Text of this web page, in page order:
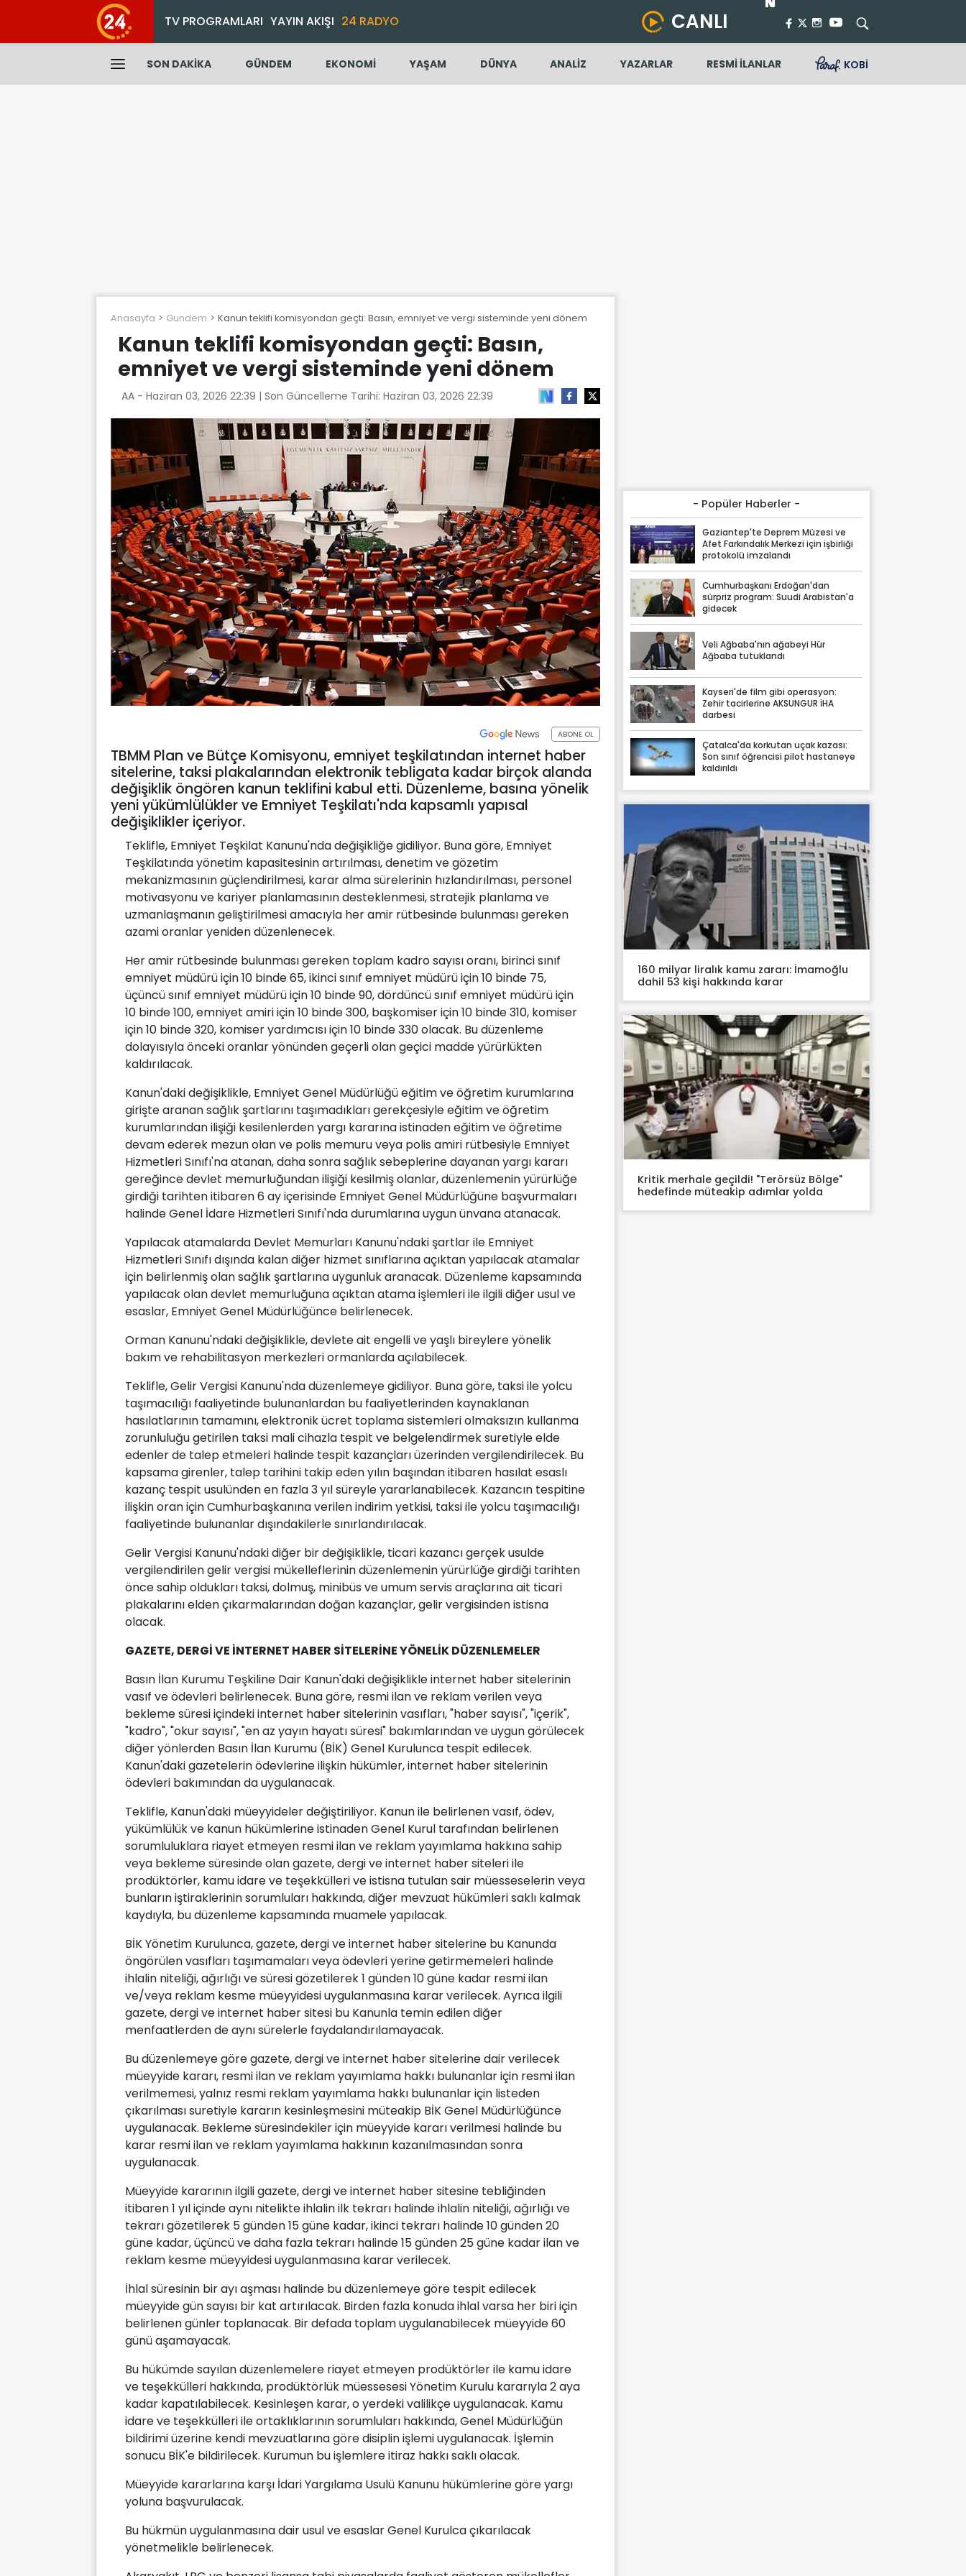
TV PROGRAMLARI YAYIN AKIŞI 24 RADYO CANLI
SON DAKİKA GÜNDEM EKONOMİ YAŞAM DÜNYA ANALİZ YAZARLAR RESMİ İLANLAR KOBİ
Anasayfa Gundem Kanun teklifi komisyondan geçti: Basın, emniyet ve vergi sisteminde yeni dönem
Kanun teklifi komisyondan geçti: Basın,
emniyet ve vergi sisteminde yeni dönem
AA - Haziran 03, 2026 22:39 | Son Güncelleme Tarihi: Haziran 03, 2026 22:39
ABONE OL
TBMM Plan ve Bütçe Komisyonu, emniyet teşkilatından internet haber
sitelerine, taksi plakalarından elektronik tebligata kadar birçok alanda
değişiklik öngören kanun teklifini kabul etti. Düzenleme, basına yönelik
yeni yükümlülükler ve Emniyet Teşkilatı'nda kapsamlı yapısal
değişiklikler içeriyor.
Teklifle, Emniyet Teşkilat Kanunu'nda değişikliğe gidiliyor. Buna göre, Emniyet
Teşkilatında yönetim kapasitesinin artırılması, denetim ve gözetim
mekanizmasının güçlendirilmesi, karar alma sürelerinin hızlandırılması, personel
motivasyonu ve kariyer planlamasının desteklenmesi, stratejik planlama ve
uzmanlaşmanın geliştirilmesi amacıyla her amir rütbesinde bulunması gereken
azami oranlar yeniden düzenlenecek.
Her amir rütbesinde bulunması gereken toplam kadro sayısı oranı, birinci sınıf
emniyet müdürü için 10 binde 65, ikinci sınıf emniyet müdürü için 10 binde 75,
üçüncü sınıf emniyet müdürü için 10 binde 90, dördüncü sınıf emniyet müdürü için
10 binde 100, emniyet amiri için 10 binde 300, başkomiser için 10 binde 310, komiser
için 10 binde 320, komiser yardımcısı için 10 binde 330 olacak. Bu düzenleme
dolayısıyla önceki oranlar yönünden geçerli olan geçici madde yürürlükten
kaldırılacak.
Kanun'daki değişiklikle, Emniyet Genel Müdürlüğü eğitim ve öğretim kurumlarına
girişte aranan sağlık şartlarını taşımadıkları gerekçesiyle eğitim ve öğretim
kurumlarından ilişiği kesilenlerden yargı kararına istinaden eğitim ve öğretime
devam ederek mezun olan ve polis memuru veya polis amiri rütbesiyle Emniyet
Hizmetleri Sınıfı'na atanan, daha sonra sağlık sebeplerine dayanan yargı kararı
gereğince devlet memurluğundan ilişiği kesilmiş olanlar, düzenlemenin yürürlüğe
girdiği tarihten itibaren 6 ay içerisinde Emniyet Genel Müdürlüğüne başvurmaları
halinde Genel İdare Hizmetleri Sınıfı'nda durumlarına uygun ünvana atanacak.
Yapılacak atamalarda Devlet Memurları Kanunu'ndaki şartlar ile Emniyet
Hizmetleri Sınıfı dışında kalan diğer hizmet sınıflarına açıktan yapılacak atamalar
için belirlenmiş olan sağlık şartlarına uygunluk aranacak. Düzenleme kapsamında
yapılacak olan devlet memurluğuna açıktan atama işlemleri ile ilgili diğer usul ve
esaslar, Emniyet Genel Müdürlüğünce belirlenecek.
Orman Kanunu'ndaki değişiklikle, devlete ait engelli ve yaşlı bireylere yönelik
bakım ve rehabilitasyon merkezleri ormanlarda açılabilecek.
Teklifle, Gelir Vergisi Kanunu'nda düzenlemeye gidiliyor. Buna göre, taksi ile yolcu
taşımacılığı faaliyetinde bulunanlardan bu faaliyetlerinden kaynaklanan
hasılatlarının tamamını, elektronik ücret toplama sistemleri olmaksızın kullanma
zorunluluğu getirilen taksi mali cihazla tespit ve belgelendirmek suretiyle elde
edenler de talep etmeleri halinde tespit kazançları üzerinden vergilendirilecek. Bu
kapsama girenler, talep tarihini takip eden yılın başından itibaren hasılat esaslı
kazanç tespit usulünden en fazla 3 yıl süreyle yararlanabilecek. Kazancın tespitine
ilişkin oran için Cumhurbaşkanına verilen indirim yetkisi, taksi ile yolcu taşımacılığı
faaliyetinde bulunanlar dışındakilerle sınırlandırılacak.
Gelir Vergisi Kanunu'ndaki diğer bir değişiklikle, ticari kazancı gerçek usulde
vergilendirilen gelir vergisi mükelleflerinin düzenlemenin yürürlüğe girdiği tarihten
önce sahip oldukları taksi, dolmuş, minibüs ve umum servis araçlarına ait ticari
plakalarını elden çıkarmalarından doğan kazançlar, gelir vergisinden istisna
olacak.
GAZETE, DERGİ VE İNTERNET HABER SİTELERİNE YÖNELİK DÜZENLEMELER
Basın İlan Kurumu Teşkiline Dair Kanun'daki değişiklikle internet haber sitelerinin
vasıf ve ödevleri belirlenecek. Buna göre, resmi ilan ve reklam verilen veya
bekleme süresi içindeki internet haber sitelerinin vasıfları, "haber sayısı", "içerik",
"kadro", "okur sayısı", "en az yayın hayatı süresi" bakımlarından ve uygun görülecek
diğer yönlerden Basın İlan Kurumu (BİK) Genel Kurulunca tespit edilecek.
Kanun'daki gazetelerin ödevlerine ilişkin hükümler, internet haber sitelerinin
ödevleri bakımından da uygulanacak.
Teklifle, Kanun'daki müeyyideler değiştiriliyor. Kanun ile belirlenen vasıf, ödev,
yükümlülük ve kanun hükümlerine istinaden Genel Kurul tarafından belirlenen
sorumluluklara riayet etmeyen resmi ilan ve reklam yayımlama hakkına sahip
veya bekleme süresinde olan gazete, dergi ve internet haber siteleri ile
prodüktörler, kamu idare ve teşekkülleri ve istisna tutulan sair müesseselerin veya
bunların iştiraklerinin sorumluları hakkında, diğer mevzuat hükümleri saklı kalmak
kaydıyla, bu düzenleme kapsamında muamele yapılacak.
BİK Yönetim Kurulunca, gazete, dergi ve internet haber sitelerine bu Kanunda
öngörülen vasıfları taşımamaları veya ödevleri yerine getirmemeleri halinde
ihlalin niteliği, ağırlığı ve süresi gözetilerek 1 günden 10 güne kadar resmi ilan
ve/veya reklam kesme müeyyidesi uygulanmasına karar verilecek. Ayrıca ilgili
gazete, dergi ve internet haber sitesi bu Kanunla temin edilen diğer
menfaatlerden de aynı sürelerle faydalandırılamayacak.
Bu düzenlemeye göre gazete, dergi ve internet haber sitelerine dair verilecek
müeyyide kararı, resmi ilan ve reklam yayımlama hakkı bulunanlar için resmi ilan
verilmemesi, yalnız resmi reklam yayımlama hakkı bulunanlar için listeden
çıkarılması suretiyle kararın kesinleşmesini müteakip BİK Genel Müdürlüğünce
uygulanacak. Bekleme süresindekiler için müeyyide kararı verilmesi halinde bu
karar resmi ilan ve reklam yayımlama hakkının kazanılmasından sonra
uygulanacak.
Müeyyide kararının ilgili gazete, dergi ve internet haber sitesine tebliğinden
itibaren 1 yıl içinde aynı nitelikte ihlalin ilk tekrarı halinde ihlalin niteliği, ağırlığı ve
tekrarı gözetilerek 5 günden 15 güne kadar, ikinci tekrarı halinde 10 günden 20
güne kadar, üçüncü ve daha fazla tekrarı halinde 15 günden 25 güne kadar ilan ve
reklam kesme müeyyidesi uygulanmasına karar verilecek.
İhlal süresinin bir ayı aşması halinde bu düzenlemeye göre tespit edilecek
müeyyide gün sayısı bir kat artırılacak. Birden fazla konuda ihlal varsa her biri için
belirlenen günler toplanacak. Bir defada toplam uygulanabilecek müeyyide 60
günü aşamayacak.
Bu hükümde sayılan düzenlemelere riayet etmeyen prodüktörler ile kamu idare
ve teşekkülleri hakkında, prodüktörlük müessesesi Yönetim Kurulu kararıyla 2 aya
kadar kapatılabilecek. Kesinleşen karar, o yerdeki valilikçe uygulanacak. Kamu
idare ve teşekkülleri ile ortaklıklarının sorumluları hakkında, Genel Müdürlüğün
bildirimi üzerine kendi mevzuatlarına göre disiplin işlemi uygulanacak. İşlemin
sonucu BİK'e bildirilecek. Kurumun bu işlemlere itiraz hakkı saklı olacak.
Müeyyide kararlarına karşı İdari Yargılama Usulü Kanunu hükümlerine göre yargı
yoluna başvurulacak.
Bu hükmün uygulanmasına dair usul ve esaslar Genel Kurulca çıkarılacak
yönetmelikle belirlenecek.
- Popüler Haberler -
Gaziantep'te Deprem Müzesi ve
Afet Farkındalık Merkezi için işbirliği
protokolü imzalandı
Cumhurbaşkanı Erdoğan'dan
sürpriz program: Suudi Arabistan'a
gidecek
Veli Ağbaba'nın ağabeyi Hür
Ağbaba tutuklandı
Kayseri'de film gibi operasyon:
Zehir tacirlerine AKSUNGUR İHA
darbesi
Çatalca'da korkutan uçak kazası:
Son sınıf öğrencisi pilot hastaneye
kaldırıldı
160 milyar liralık kamu zararı: İmamoğlu
dahil 53 kişi hakkında karar
Kritik merhale geçildi! "Terörsüz Bölge"
hedefinde müteakip adımlar yolda